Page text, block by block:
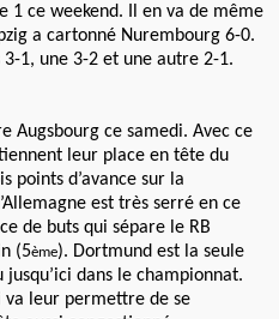
1 ce weekend. Il en va de même
a cartonné Nurembourg 6-0.
3-1, une 3-2 et une autre 2-1.
Augsbourg ce samedi. Avec ce
leur place en tête du
points d’avance sur la
est très serré en ce
de buts qui sépare le RB
(5ème). Dortmund est la seule
jusqu’ici dans le championnat.
va leur permettre de se